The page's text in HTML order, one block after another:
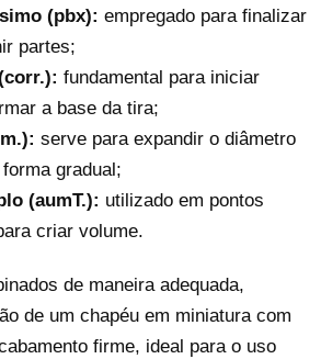
(pbx): empregado para finalizar
partes;
fundamental para iniciar
a base da tira;
serve para expandir o diâmetro
gradual;
(aumT.): utilizado em pontos
criar volume.
de maneira adequada,
de um chapéu em miniatura com
firme, ideal para o uso